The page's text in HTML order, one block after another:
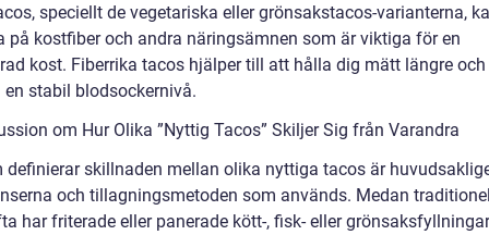
speciellt de vegetariska eller grönsakstacos-varianterna,
på kostfiber och andra näringsämnen som är viktiga för en
kost. Fiberrika tacos hjälper till att hålla dig mätt längre
stabil blodsockernivå.
om Hur Olika ”Nyttig Tacos” Skiljer Sig från Varandra
definierar skillnaden mellan olika nyttiga tacos är
och tillagningsmetoden som används. Medan
har friterade eller panerade kött-, fisk- eller